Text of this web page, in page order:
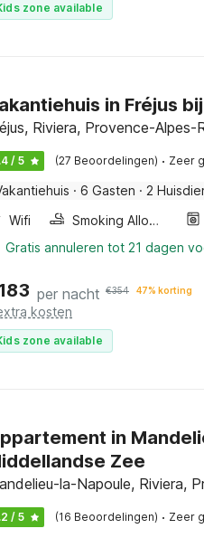
zone available
in Fréjus
Riviera, Provence-Alpes-
/ 5 (27 Beoordelingen) · Zeer
· 6 Gasten · 2
Wifi
Smoking Allowed
Gratis annuleren tot 21 dagen
per nacht €354 47% korting
kosten
zone available
in
Zee
la-Napoule, Riviera,
/ 5 (16 Beoordelingen) · Zeer